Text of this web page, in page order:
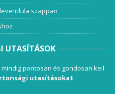
szappan
UTASÍTÁSOK
pontosan és gondosan kell
utasításokat